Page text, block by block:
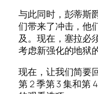
与此同时，彭蒂斯
们带来了冲击，他
及。现在，塞拉必
考虑新强化的地狱
现在，让我们简要
第 2 季第 3 集和第